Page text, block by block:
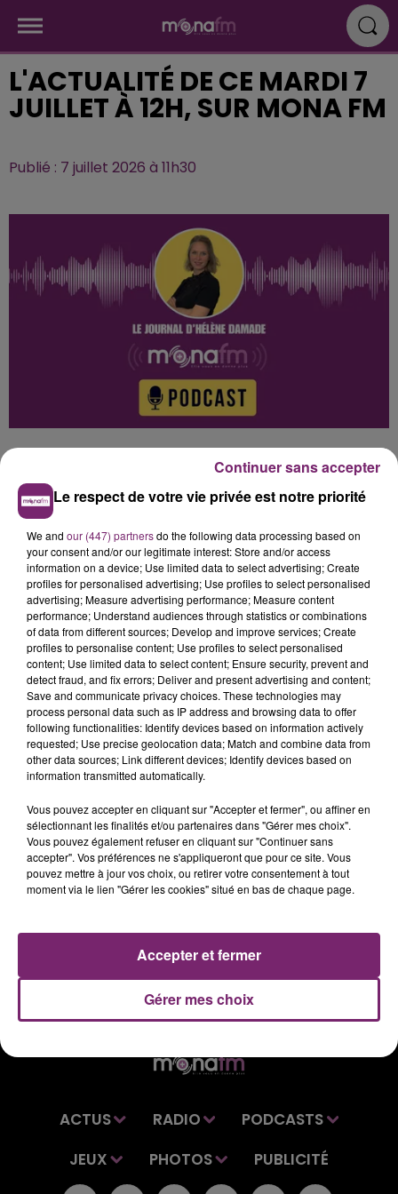
L'ACTUALITÉ DE CE MARDI 7
JUILLET À 12H, SUR MONA FM
Publié : 7 juillet 2026 à 11h30
0:00 2 min 57 sec
Hélène Damade
L'actualité de ce mardi 7 juillet à 12h, sur Mona FM
7 juillet 2026 - 2 min 57 sec
L'ACTUALITÉ DE CE MARDI 7 JUILLET À 12H, SUR
MONA FM
Retrouvez vos dernières informations régionales dans
le journal de 12h, sur Mona FM.
ACTUS RADIO
PODCASTS
JEUX
PHOTOS PUBLICITÉ
Le respect de votre vie privée est notre priorité
We and our (447) partnersdo the following data processing based on
your consent and/or our legitimate interest: Store and/or access
information on a device; Use limited data to select advertising; Create
profiles for personalised advertising; Use profiles to select personalised
advertising; Measure advertising performance; Measure content
performance; Understand audiences through statistics or combinations
of data from different sources; Develop and improve services; Create
profiles to personalise content; Use profiles to select personalised
content; Use limited data to select content; Ensure security, prevent and
detect fraud, and fix errors; Deliver and present advertising and content;
Save and communicate privacy choices. These technologies may
process personal data such as IP address and browsing data to offer
following functionalities: Identify devices based on information actively
requested; Use precise geolocation data; Match and combine data from
other data sources; Link different devices; Identify devices based on
information transmitted automatically.
Vous pouvez accepter en cliquant sur "Accepter et fermer", ou affiner en
sélectionnant les finalités et/ou partenaires dans "Gérer mes choix".
Vous pouvez également refuser en cliquant sur "Continuer sans
accepter". Vos préférences ne s'appliqueront que pour ce site. Vous
pouvez mettre à jour vos choix, ou retirer votre consentement à tout
moment via le lien "Gérer les cookies" situé en bas de chaque page.
Gérer mes choix
Accepter et fermer
Continuer sans accepter